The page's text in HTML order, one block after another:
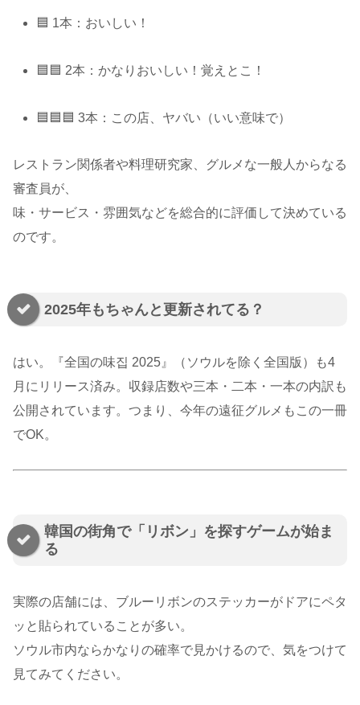
🟦 1本：おいしい！
🟦🟦 2本：かなりおいしい！覚えとこ！
🟦🟦🟦 3本：この店、ヤバい（いい意味で）
レストラン関係者や料理研究家、グルメな一般人からなる
審査員が、
味・サービス・雰囲気などを総合的に評価して決めている
のです。
2025年もちゃんと更新されてる？
はい。『全国の味집 2025』（ソウルを除く全国版）も4
月にリリース済み。収録店数や三本・二本・一本の内訳も
公開されています。つまり、今年の遠征グルメもこの一冊
でOK。
韓国の街角で「リボン」を探すゲームが始ま
る
実際の店舗には、ブルーリボンのステッカーがドアにペタ
ッと貼られていることが多い。
ソウル市内ならかなりの確率で見かけるので、気をつけて
見てみてください。